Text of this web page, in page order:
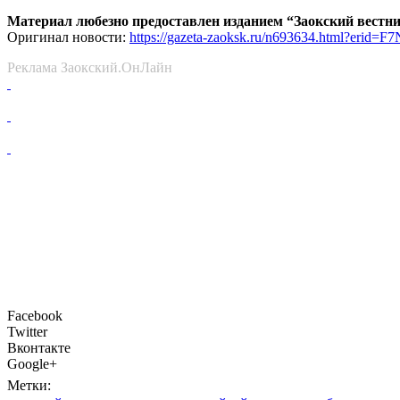
Материал любезно предоставлен изданием “Заокский
Оригинал новости: https://gazeta-zaoksk.ru/
Реклама Заокский.ОнЛайн
Facebook
Twitter
Вконтакте
Google+
Метки: